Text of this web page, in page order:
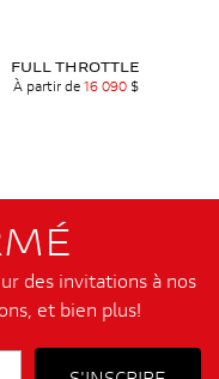
FULL THROTTLE
À partir de 16 090$
des invitations à nos
et bien plus!